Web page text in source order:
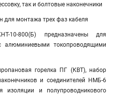
так и болтовые наконечники
для монтажа трех фаз кабеля
10-800(Б) предназначены для
алюминиевыми токопроводящими
горелка ПГ (КВТ), набор
и соединителей НМБ-6
изоляции и полупроводникового